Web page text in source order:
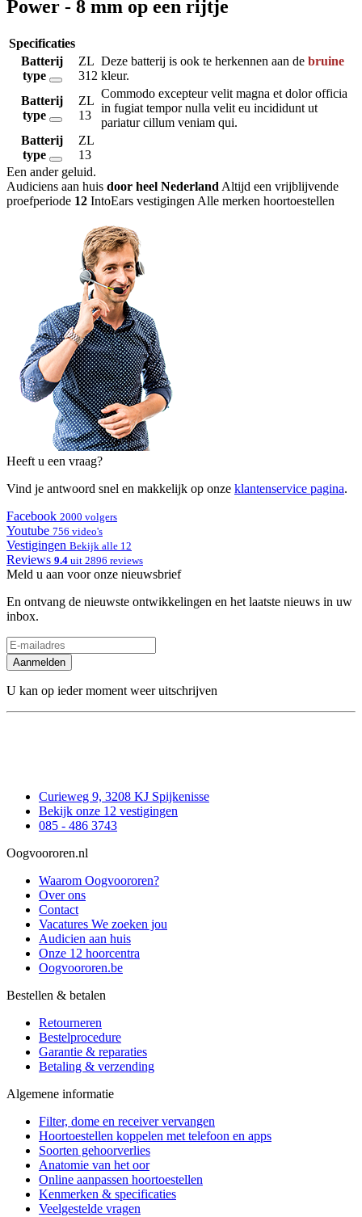
Power - 8 mm op een rijtje
Specificaties
Batterij
type
ZL
312
Deze batterij is ook te herkennen aan de bruine
kleur.
Batterij
type
ZL
13
Commodo excepteur velit magna et dolor officia
in fugiat tempor nulla velit eu incididunt ut
pariatur cillum veniam qui.
Batterij
type
ZL
13
Een ander geluid.
Audiciens aan huis door heel Nederland Altijd een vrijblijvende
proefperiode 12 IntoEars vestigingen Alle merken hoortoestellen
Heeft u een vraag?
Vind je antwoord snel en makkelijk op onze klantenservice pagina.
Facebook 2000 volgers
Youtube 756 video's
Vestigingen Bekijk alle 12
Reviews 9.4 uit 2896 reviews
Meld u aan voor onze nieuwsbrief
En ontvang de nieuwste ontwikkelingen en het laatste nieuws in uw
inbox.
Aanmelden
U kan op ieder moment weer uitschrijven
Curieweg 9, 3208 KJ Spijkenisse
Bekijk onze 12 vestigingen
085 - 486 3743
Oogvoororen.nl
Waarom Oogvoororen?
Over ons
Contact
Vacatures We zoeken jou
Audicien aan huis
Onze 12 hoorcentra
Oogvoororen.be
Bestellen & betalen
Retourneren
Bestelprocedure
Garantie & reparaties
Betaling & verzending
Algemene informatie
Filter, dome en receiver vervangen
Hoortoestellen koppelen met telefoon en apps
Soorten gehoorverlies
Anatomie van het oor
Online aanpassen hoortoestellen
Kenmerken & specificaties
Veelgestelde vragen